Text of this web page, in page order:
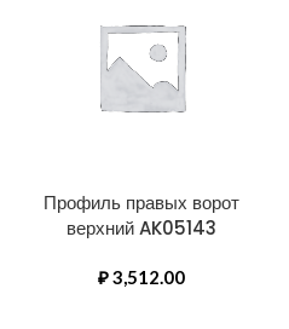
Профиль правых ворот
верхний AK05143
₽3,512.00